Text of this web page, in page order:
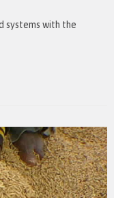
systems with the